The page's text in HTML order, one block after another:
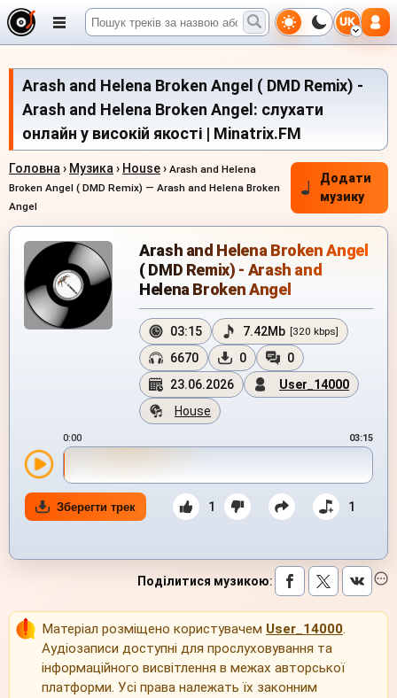
UK
Arash and Helena Broken Angel ( DMD Remix) -
Arash and Helena Broken Angel: слухати
онлайн у високій якості | Minatrix.FM
Головна › Музика › House› Arash and Helena
Broken Angel ( DMD Remix) — Arash and Helena Broken
Angel
Додати
музику
Arash and Helena Broken Angel
( DMD Remix) - Arash and
Helena Broken Angel
03:15 7.42Mb [320 kbps]
6670 0
0
23.06.2026
User_14000
House
0:00 03:15
Зберегти трек 1 1
Поділитися музикою:
Матеріал розміщено користувачем User_14000.
Аудіозаписи доступні для прослуховування та
інформаційного висвітлення в межах авторської
платформи. Усі права належать їх законним